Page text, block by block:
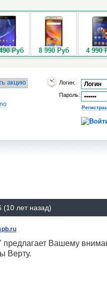
акцию Логин:
Пароль:
(10 лет назад)
предлагает Вашему
Верту.